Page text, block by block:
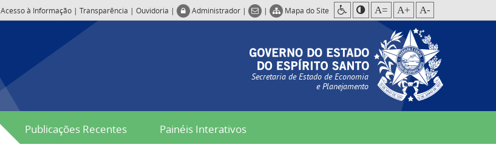
Acesso à Informação | Transparência | Ouvidoria | Administrador | | Mapa do Site A= A+ A-
Secretaria de Estado de Economia
e Planejamento
Publicações Recentes Painéis Interativos